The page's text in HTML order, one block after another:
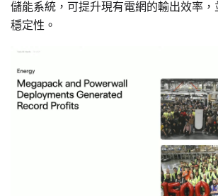
儲能系統，可提升現有電網的輸出效率，
穩定性。